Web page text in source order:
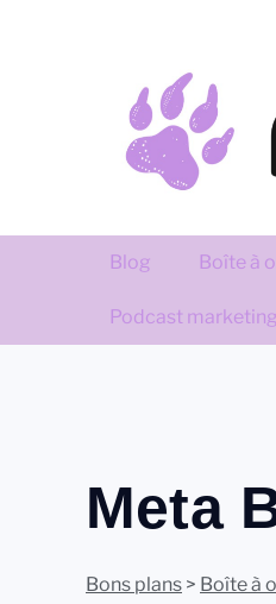
Blog Boîte à
Podcast marketing
Meta
Bons plans > Boîte à